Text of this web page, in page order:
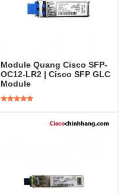
Module Quang Cisco SFP-
OC12-LR2 | Cisco SFP GLC
Module